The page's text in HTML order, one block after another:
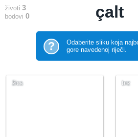
životi 3
bodovi 0 çalt
?
Odaberite sliku koja
gore navedenoj riječi.
žica brz